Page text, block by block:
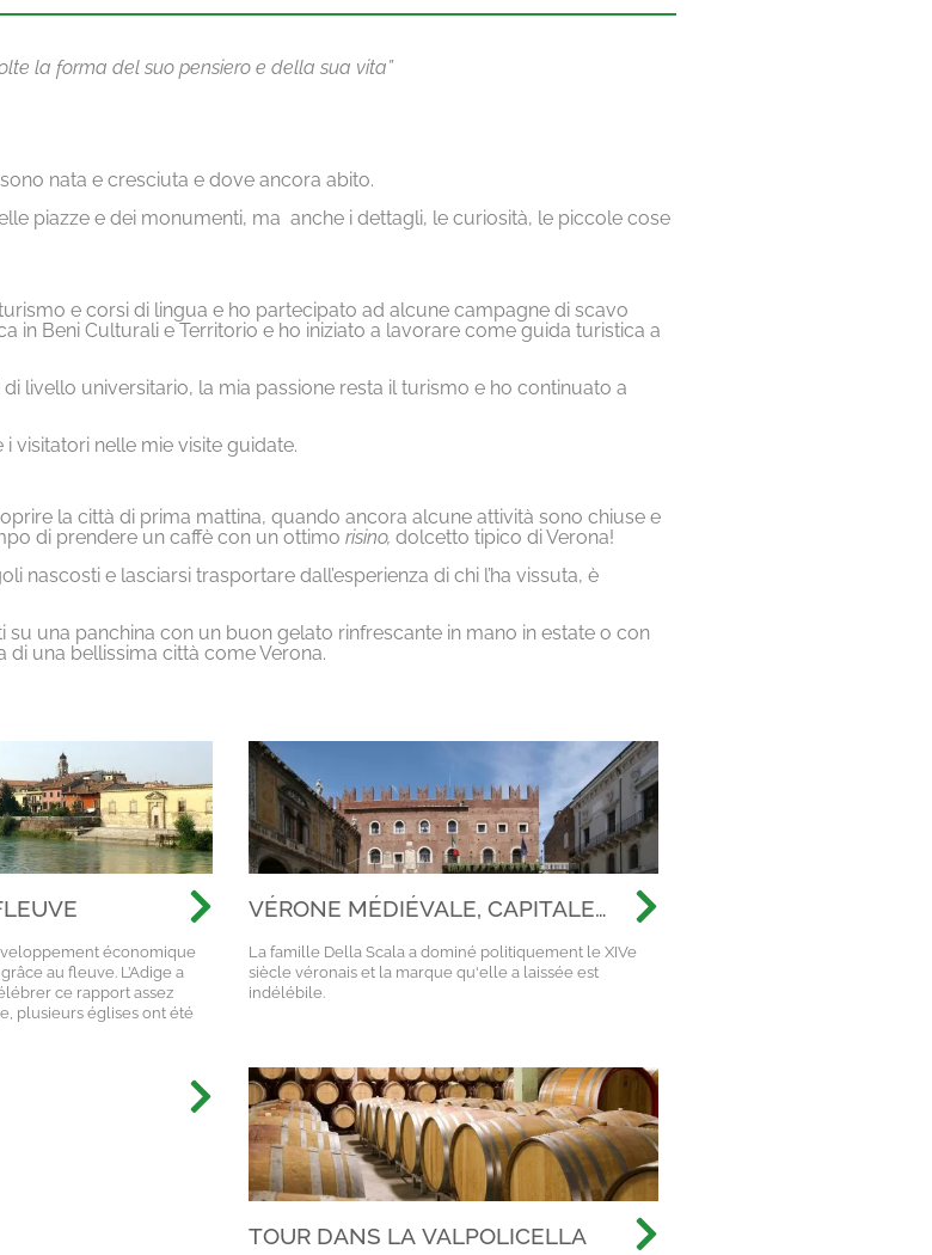
la forma del suo pensiero e della sua vita”
nata e cresciuta e dove ancora abito.
piazze e dei monumenti, ma anche i dettagli, le curiosità, le piccole cose
e corsi di lingua e ho partecipato ad alcune campagne di scavo
Beni Culturali e Territorio e ho iniziato a lavorare come guida turistica a
livello universitario, la mia passione resta il turismo e ho continuato a
visitatori nelle mie visite guidate.
la città di prima mattina, quando ancora alcune attività sono chiuse e
di prendere un caffè con un ottimo risino, dolcetto tipico di Verona!
nascosti e lasciarsi trasportare dall’esperienza di chi l’ha vissuta, è
su una panchina con un buon gelato rinfrescante in mano in estate o con
una bellissima città come Verona.
économique
au fleuve. L’Adige a
ce rapport assez
plusieurs églises ont été
VÉRONE MÉDIÉVALE, CAPITALE
La famille Della Scala a dominé politiquement le XIVe
siècle véronais et la marque qu'elle a laissée est
indélébile.
TOUR DANS LA VALPOLICELLA